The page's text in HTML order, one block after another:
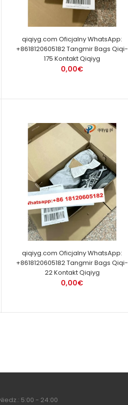
qiqiyg.com Oficjalny WhatsApp:
+8618120605182 Tangmir Bags Qiqi-
175 Kontakt Qiqiyg
0,00€
qiqiyg.com Oficjalny WhatsApp:
+8618120605182 Tangmir Bags Qiqi-
22 Kontakt Qiqiyg
0,00€
5:00 - 24:00